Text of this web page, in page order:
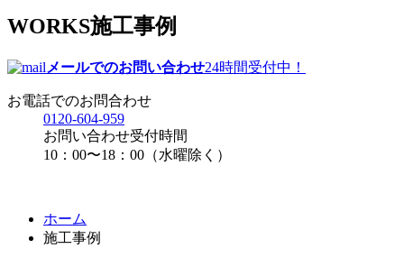
WORKS施工事例
メールでのお問い合わせ24時間受付中！
お電話でのお問合わせ
0120-604-959
お問い合わせ受付時間
10：00〜18：00（水曜除く）
ホーム
施工事例